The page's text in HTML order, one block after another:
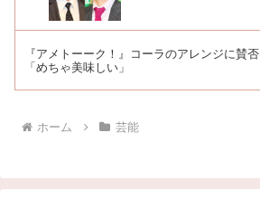
『アメトーーク！』コーラのアレンジに賛否
「めちゃ美味しい」
ホーム 芸能